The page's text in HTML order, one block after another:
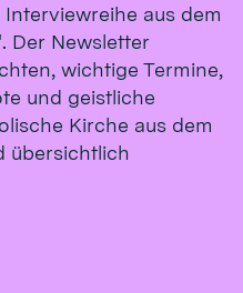
aus dem
Der Newsletter
wichtige Termine,
und geistliche
Kirche aus dem
übersichtlich